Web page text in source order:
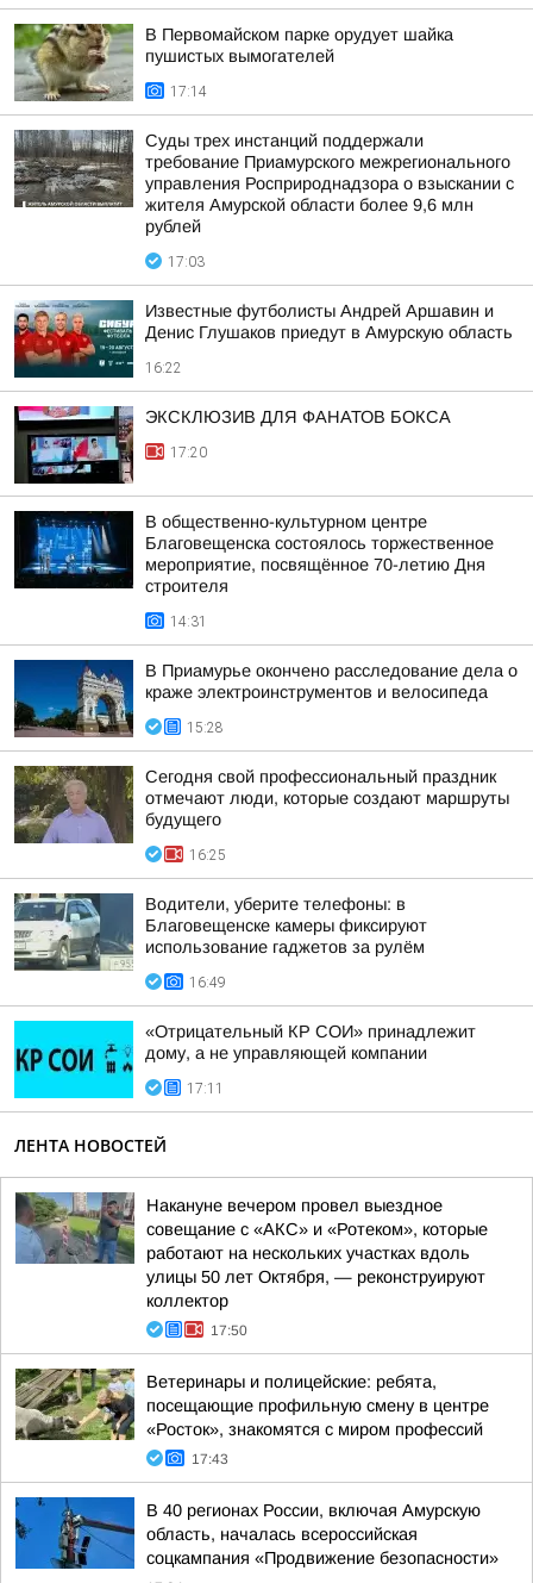
В Первомайском парке орудует шайка
пушистых вымогателей
17:14
Суды трех инстанций поддержали
требование Приамурского межрегионального
управления Росприроднадзора о взыскании с
жителя Амурской области более 9,6 млн
рублей
17:03
Известные футболисты Андрей Аршавин и
Денис Глушаков приедут в Амурскую область
16:22
ЭКСКЛЮЗИВ ДЛЯ ФАНАТОВ БОКСА
17:20
В общественно-культурном центре
Благовещенска состоялось торжественное
мероприятие, посвящённое 70-летию Дня
строителя
14:31
В Приамурье окончено расследование дела о
краже электроинструментов и велосипеда
15:28
Сегодня свой профессиональный праздник
отмечают люди, которые создают маршруты
будущего
16:25
Водители, уберите телефоны: в
Благовещенске камеры фиксируют
использование гаджетов за рулём
16:49
«Отрицательный КР СОИ» принадлежит
дому, а не управляющей компании
17:11
ЛЕНТА НОВОСТЕЙ
Накануне вечером провел выездное
совещание с «АКС» и «Ротеком», которые
работают на нескольких участках вдоль
улицы 50 лет Октября, — реконструируют
коллектор
17:50
Ветеринары и полицейские: ребята,
посещающие профильную смену в центре
«Росток», знакомятся с миром профессий
17:43
В 40 регионах России, включая Амурскую
область, началась всероссийская
соцкампания «Продвижение безопасности»